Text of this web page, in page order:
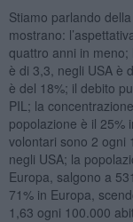
Stiamo parlando
mostrano:
quattro anni in
è di 3,3, negli USA è
è del 18%; il debito
PIL; la
popolazione è il 25%
volontari sono 2 ogni
negli USA; la
Europa, salgono a
71% in Europa,
1,63 ogni 100.000